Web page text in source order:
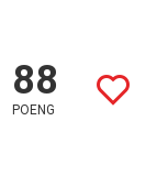
88
POENG